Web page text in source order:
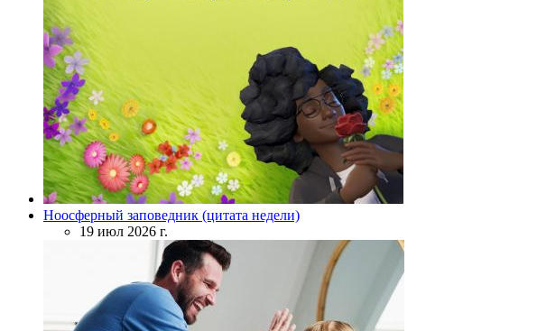
Ноосферный заповедник (цитата недели)
19 июл 2026 г.